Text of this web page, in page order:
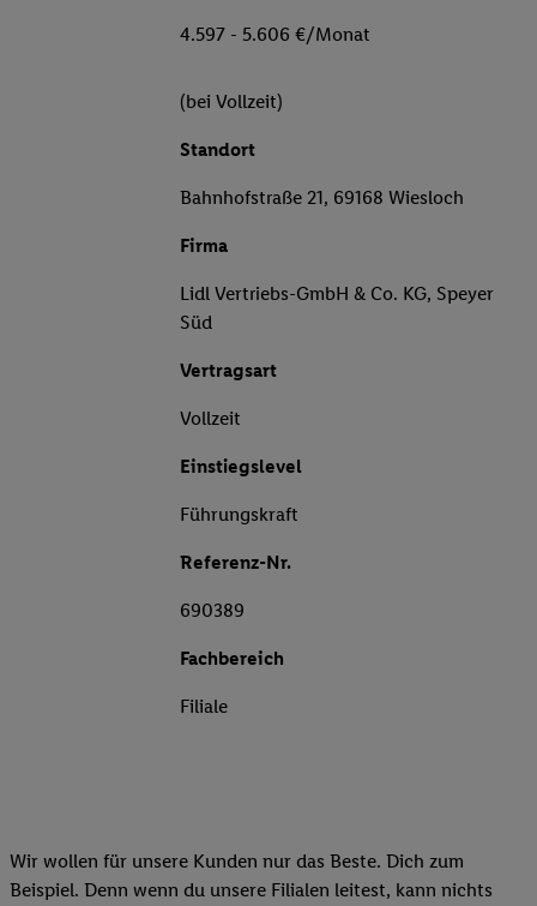
4.597 - 5.606 €/Monat
(bei Vollzeit)
Standort
Bahnhofstraße 21, 69168 Wiesloch
Firma
Lidl Vertriebs-GmbH & Co. KG, Speyer
Süd
Vertragsart
Vollzeit
Einstiegslevel
Führungskraft
Referenz-Nr.
690389
Fachbereich
Filiale
Wir wollen für unsere Kunden nur das Beste. Dich zum
Beispiel. Denn wenn du unsere Filialen leitest, kann nichts